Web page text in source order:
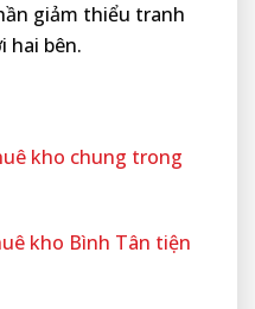
giảm thiểu tranh
hai bên.
kho chung trong
kho Bình Tân tiện